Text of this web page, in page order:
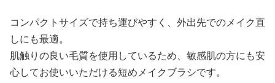
コンパクトサイズで持ち運びやすく、外出先でのメイク直
しにも最適。
肌触りの良い毛質を使用しているため、敏感肌の方にも安
心してお使いいただける短めメイクブラシです。